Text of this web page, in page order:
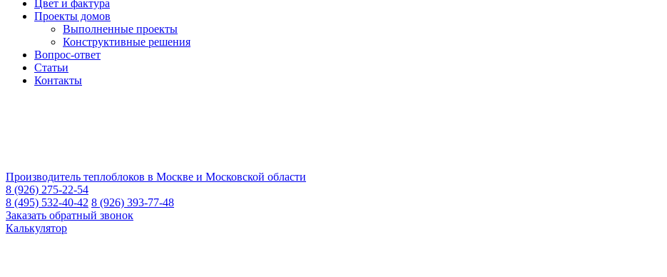
Цвет и фактура
Проекты домов
Выполненные проекты
Конструктивные решения
Вопрос-ответ
Статьи
Контакты
Производитель теплоблоков в Москве и Московской области
8 (926) 275-22-54
8 (495) 532-40-42 8 (926) 393-77-48
Заказать обратный звонок
Калькулятор